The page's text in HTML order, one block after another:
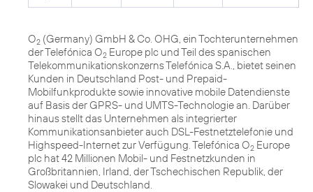
O2 (Germany) GmbH & Co. OHG, ein Tochterunternehmen
der Telefónica O2 Europe plc und Teil des spanischen
Telekommunikationskonzerns Telefónica S.A., bietet seinen
Kunden in Deutschland Post- und Prepaid-
Mobilfunkprodukte sowie innovative mobile Datendienste
auf Basis der GPRS- und UMTS-Technologie an. Darüber
hinaus stellt das Unternehmen als integrierter
Kommunikationsanbieter auch DSL-Festnetztelefonie und
Highspeed-Internet zur Verfügung. Telefónica O2 Europe
plc hat 42 Millionen Mobil- und Festnetzkunden in
Großbritannien, Irland, der Tschechischen Republik, der
Slowakei und Deutschland.